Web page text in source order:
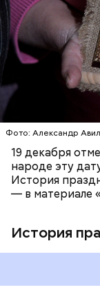
Фото: Александр
19 декабря
народе эту
История
— в материале
История
язычников.
ПРАВОСЛАВИЕ